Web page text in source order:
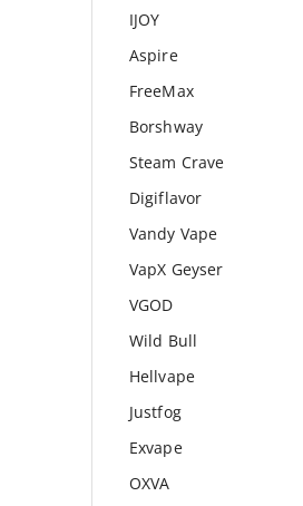
IJOY
Aspire
FreeMax
Borshway
Steam Crave
Digiflavor
Vandy Vape
VapX Geyser
VGOD
Wild Bull
Hellvape
Justfog
Exvape
OXVA